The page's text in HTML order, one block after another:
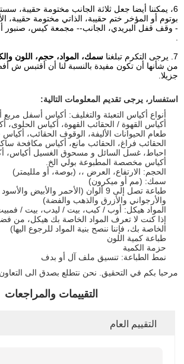
6، يمكننا أيضا جعل ثلاثة الجانب مختومة حقيبة،
بوتوم أو المؤخر ختم حقيبة، الذاتي مختومة حقيبة،
- وقف قفل البريدي، الجانب-- مجمعة كيس،
7. يرجى التكرم تبلغنا
سمك، المواد، حجم، اللون
من شأنها أن تكون مفيدة بالنسبة لنا أن أقتبس ش
جزيلا.
استفسار، يرجى تقديم المعلومات التالية:
أنواع أكياس التعبئة والتغليف: أكياس أسفل
أكياس القهوة / الحقائب القهوة، أكياس الحلوى،
طعام الحيوانات الأليفة، الوقوف الحقائب،
الحقائب فراغ، الحقائب مانع، أكياس مكافحة
احباط، غسل السائل و مسحوق الغسيل أكياس،
أكياس مخصصة المطبوعة بولي الخ.
الحجم: الارتفاع، العرض ،، (بوصة، أو ملليمتر)
سمك: (مم أو ميكرون)
طباعة تصل إلى 9 ألوان (الأحمر والأبيض
والأرجواني والأزرق والذهب والفضة)
المواد هيكل: أوب / كبب، بيت / ليدب، بيت /
إذا كنت لا تعرف المواد الخاصة بك هيكل، من
الخاصة بك، فإننا ننصح بنية المواد للرجوع اليها)
طباعة كمية اللون
حزمة الكمية
نمط الطباعة: تنسيق ملف آل أو بدف
مرحبا بكم في التحقيق. نحن نتطلع بصدق الى
التقييمات والمراجعات
التقييم العام